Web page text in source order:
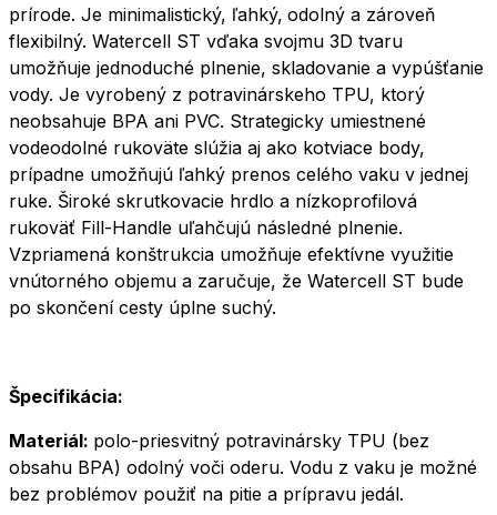
prírode. Je minimalistický, ľahký, odolný a zároveň
flexibilný. Watercell ST vďaka svojmu 3D tvaru
umožňuje jednoduché plnenie, skladovanie a vypúšťanie
vody. Je vyrobený z potravinárskeho TPU, ktorý
neobsahuje BPA ani PVC. Strategicky umiestnené
vodeodolné rukoväte slúžia aj ako kotviace body,
prípadne umožňujú ľahký prenos celého vaku v jednej
ruke. Široké skrutkovacie hrdlo a nízkoprofilová
rukoväť Fill-Handle uľahčujú následné plnenie.
Vzpriamená konštrukcia umožňuje efektívne využitie
vnútorného objemu a zaručuje, že Watercell ST bude
po skončení cesty úplne suchý.
Špecifikácia:
Materiál: polo-priesvitný potravinársky TPU (bez
obsahu BPA) odolný voči oderu. Vodu z vaku je možné
bez problémov použiť na pitie a prípravu jedál.